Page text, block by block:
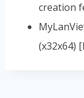
creation
(x32x64)